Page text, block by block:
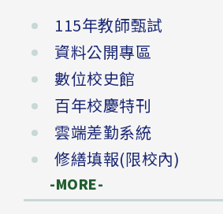
115年教師甄試
資料公開專區
數位校史館
百年校慶特刊
雲端差勤系統
修繕填報(限校內)
-MORE-